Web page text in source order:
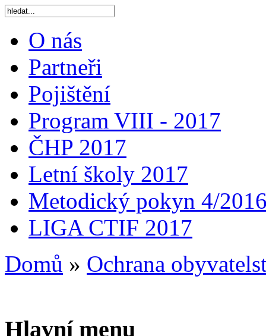
O nás
Partneři
Pojištění
Program VIII - 2017
ČHP 2017
Letní školy 2017
Metodický pokyn 4/
LIGA CTIF 2017
Domů » Ochrana
Hlavní menu